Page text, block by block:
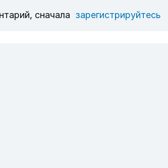
сначала зарегистрируйтесь